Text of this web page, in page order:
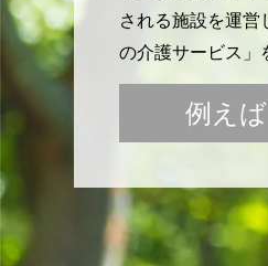
される施設を運
の介護サービス」
例え